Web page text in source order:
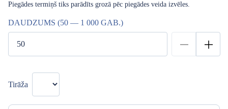
Piegādes termiņš tiks parādīts grozā pēc piegādes veida izvēles.
DAUDZUMS (50 — 1 000 GAB.)
Tirāža